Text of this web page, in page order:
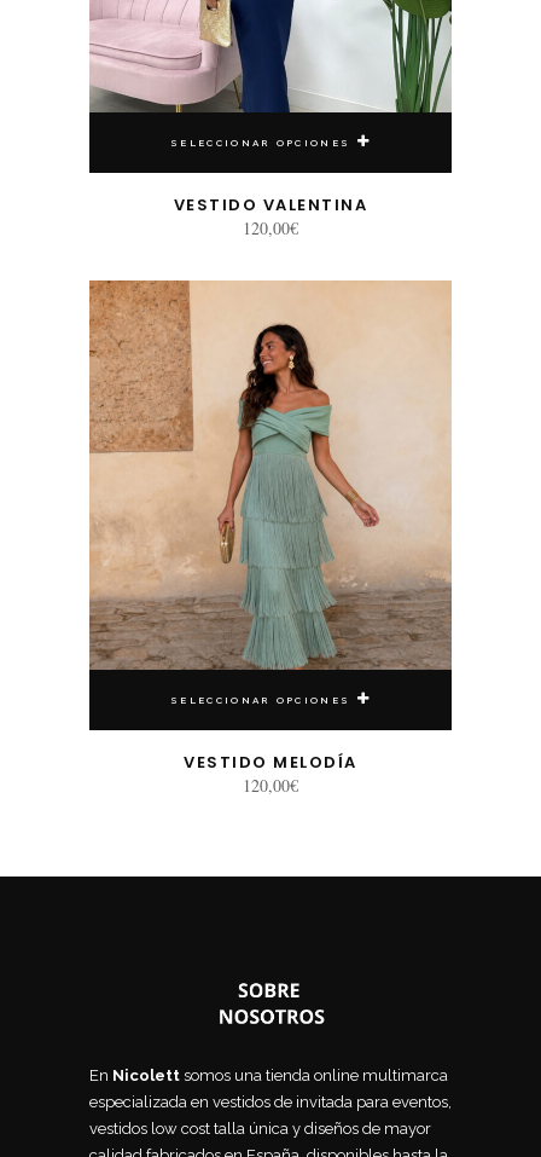
SELECCIONAR OPCIONES
VESTIDO VALENTINA
120,00€
SELECCIONAR OPCIONES
Este producto tiene múltiples variantes. Las opciones se pueden elegir en la página de producto
VESTIDO MELODÍA
120,00€
En Nicolett somos una tienda online multimarca
especializada en vestidos de invitada para eventos,
vestidos low cost talla única y diseños de mayor